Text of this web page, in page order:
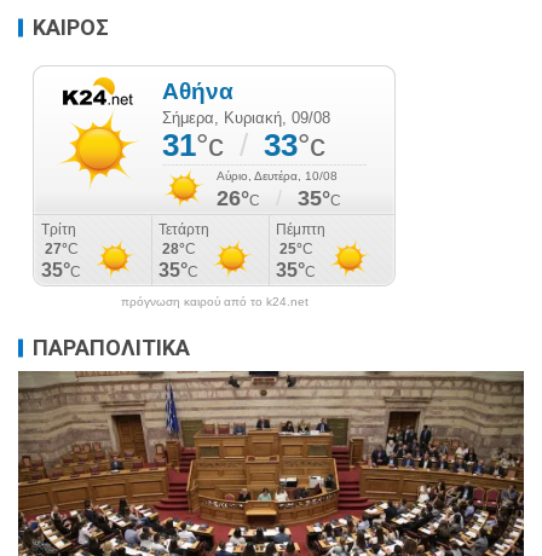
ΚΑΙΡΟΣ
πρόγνωση καιρού από το k24.net
ΠΑΡΑΠΟΛΙΤΙΚΑ
ΠΑΡΑΠΟΛΙΤΙΚΑ ΠΟΛΙΤΙΚΗ